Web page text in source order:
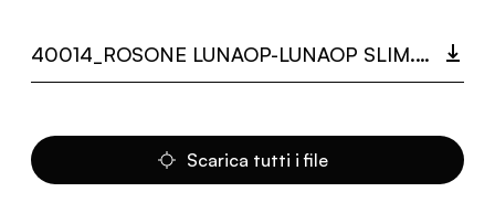
40014_ROSONE LUNAOP-LUNAOP SLIM.PDF
Scarica tutti i file